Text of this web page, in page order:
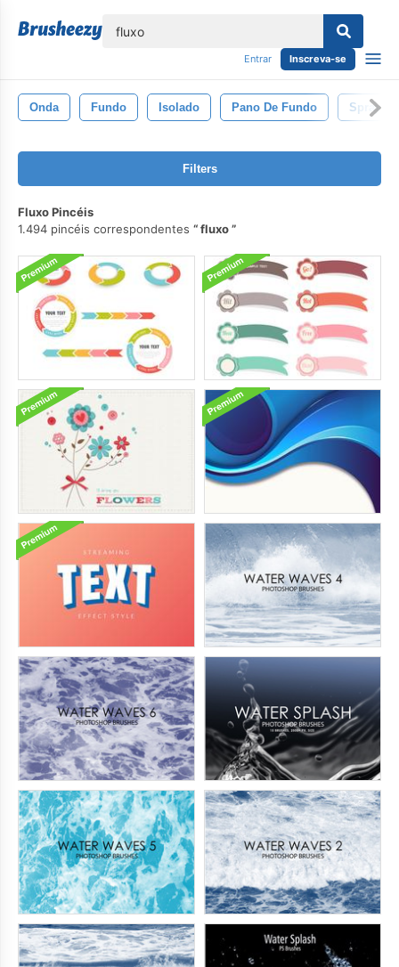
Entrar Inscreva-se
Onda Fundo Isolado Pano De Fundo Spray
Filters
Fluxo Pincéis
1.494 pincéis correspondentes
fluxo